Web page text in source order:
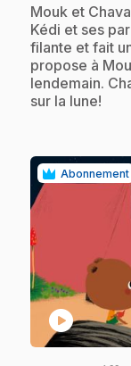
.Mouk et
Kédi et ses
filante et fait
propose à
lendemain.
sur la lune!
Abonnement
play_circle